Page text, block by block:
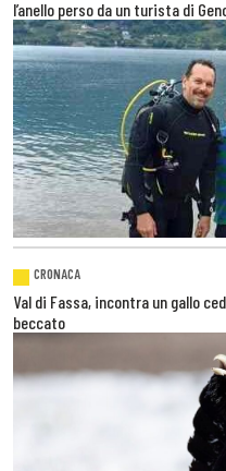
l’anello perso da un turista di
CRONACA
Val di Fassa, incontra un gallo
beccato